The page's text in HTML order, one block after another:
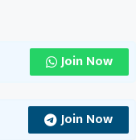
Join Now
Join Now